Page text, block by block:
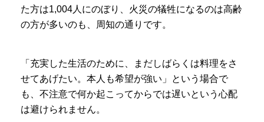
た方は1,004人にのぼり、火災の犠牲になるのは高齢
の方が多いのも、周知の通りです。
「充実した生活のために、まだしばらくは料理をさ
せてあげたい。本人も希望が強い」という場合で
も、不注意で何か起こってからでは遅いという心配
は避けられません。